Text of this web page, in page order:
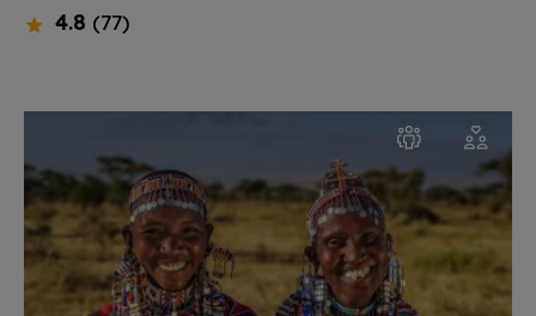
4.8 (77)